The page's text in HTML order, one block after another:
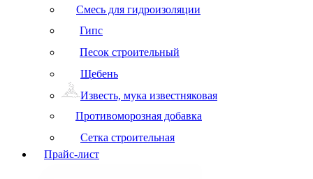
Смесь для гидроизоляции
Гипс
Песок строительный
Щебень
Известь, мука известняковая
Противоморозная добавка
Сетка строительная
Прайс-лист